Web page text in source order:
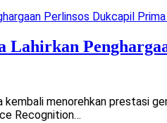
menorehkan prestasi
Recognition…